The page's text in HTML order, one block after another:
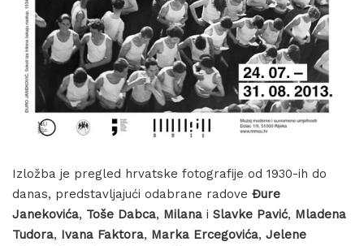
Izložba je pregled hrvatske fotografije od 1930-ih do
danas, predstavljajući odabrane radove Đure
Janekovića, Toše Dabca, Milana i Slavke Pavić, Mladena
Tudora, Ivana Faktora, Marka Ercegovića, Jelene